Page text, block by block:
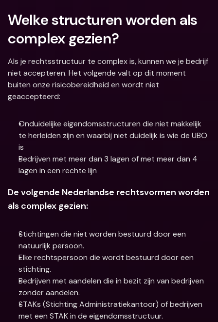
Welke structuren worden als
complex gezien?
Als je rechtsstructuur te complex is, kunnen we je bedrijf
niet accepteren. Het volgende valt op dit moment
buiten onze risicobereidheid en wordt niet
geaccepteerd:
Onduidelijke eigendomsstructuren die niet makkelijk
te herleiden zijn en waarbij niet duidelijk is wie de UBO
is
Bedrijven met meer dan 3 lagen of met meer dan 4
lagen in een rechte lijn
De volgende Nederlandse rechtsvormen worden
als complex gezien:
Stichtingen die niet worden bestuurd door een
natuurlijk persoon.
Elke rechtspersoon die wordt bestuurd door een
stichting.
Bedrijven met aandelen die in bezit zijn van bedrijven
zonder aandelen.
STAKs (Stichting Administratiekantoor) of bedrijven
met een STAK in de eigendomsstructuur.